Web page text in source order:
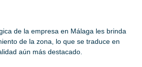
de la empresa en Málaga les brinda
de la zona, lo que se traduce en
aún más destacado.